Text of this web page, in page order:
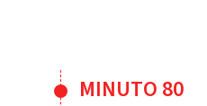
MINUTO 80